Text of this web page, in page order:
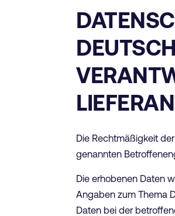
Die Rechtmäßigkeit
genannten
Die erhobenen Daten
Angaben zum Thema
Daten bei der